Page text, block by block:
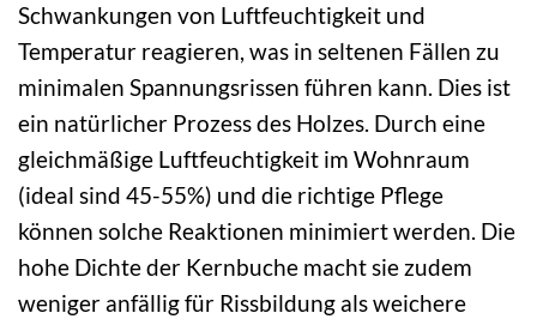
Schwankungen von Luftfeuchtigkeit und
Temperatur reagieren, was in seltenen Fällen zu
minimalen Spannungsrissen führen kann. Dies ist
ein natürlicher Prozess des Holzes. Durch eine
gleichmäßige Luftfeuchtigkeit im Wohnraum
(ideal sind 45-55%) und die richtige Pflege
können solche Reaktionen minimiert werden. Die
hohe Dichte der Kernbuche macht sie zudem
weniger anfällig für Rissbildung als weichere